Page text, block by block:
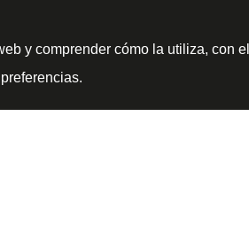
y comprender cómo la utiliza, con